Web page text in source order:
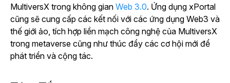
MultiversX trong không gian Web 3.0. Ứng dụng xPortal
cũng sẽ cung cấp các kết nối với các ứng dụng Web3 và
thế giới ảo, tích hợp liền mạch công nghệ của MultiversX
trong metaverse cũng như thúc đẩy các cơ hội mới để
phát triển và cộng tác.